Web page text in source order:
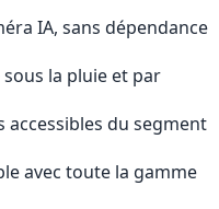
IA, sans dépendance
la pluie et par
accessibles du segment
avec toute la gamme